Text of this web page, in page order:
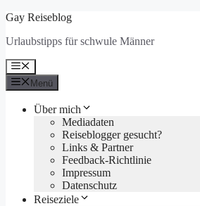
Zum
springen
Gay Reiseblog
Urlaubstipps für schwule Männer
Menü
Menü
Über mich
Mediadaten
Reiseblogger gesucht?
Links & Partner
Feedback-Richtlinie
Impressum
Datenschutz
Reiseziele